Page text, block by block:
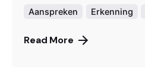
Aanspreken Erkenning
Read More